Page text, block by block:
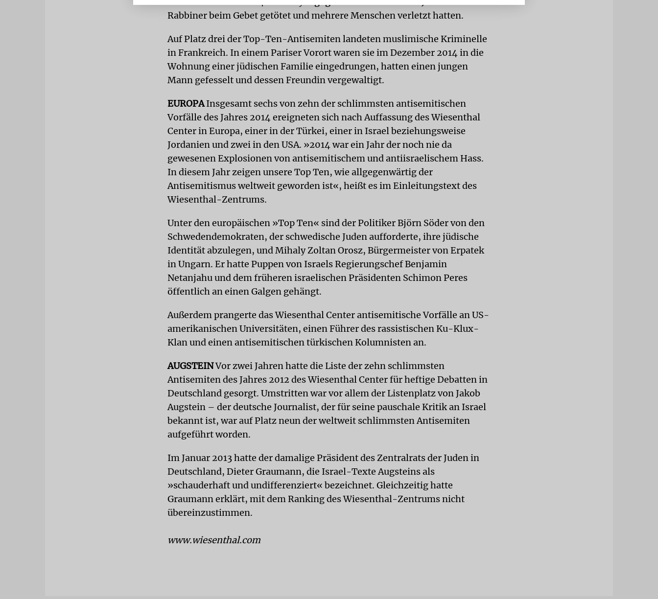
Rabbiner beim Gebet getötet und mehrere Menschen verletzt hatten.
Auf Platz drei der Top-Ten-Antisemiten landeten muslimische Kriminelle
in Frankreich. In einem Pariser Vorort waren sie im Dezember 2014 in die
Wohnung einer jüdischen Familie eingedrungen, hatten einen jungen
Mann gefesselt und dessen Freundin vergewaltigt.
EUROPAInsgesamt sechs von zehn der schlimmsten antisemitischen
Vorfälle des Jahres 2014 ereigneten sich nach Auffassung des Wiesenthal
Center in Europa, einer in der Türkei, einer in Israel beziehungsweise
Jordanien und zwei in den USA. »2014 war ein Jahr der noch nie da
gewesenen Explosionen von antisemitischem und antiisraelischem Hass.
In diesem Jahr zeigen unsere Top Ten, wie allgegenwärtig der
Antisemitismus weltweit geworden ist«, heißt es im Einleitungstext des
Wiesenthal-Zentrums.
Unter den europäischen »Top Ten« sind der Politiker Björn Söder von den
Schwedendemokraten, der schwedische Juden aufforderte, ihre jüdische
Identität abzulegen, und Mihaly Zoltan Orosz, Bürgermeister von Erpatek
in Ungarn. Er hatte Puppen von Israels Regierungschef Benjamin
Netanjahu und dem früheren israelischen Präsidenten Schimon Peres
öffentlich an einen Galgen gehängt.
Außerdem prangerte das Wiesenthal Center antisemitische Vorfälle an US-
amerikanischen Universitäten, einen Führer des rassistischen Ku-Klux-
Klan und einen antisemitischen türkischen Kolumnisten an.
AUGSTEINVor zwei Jahren hatte die Liste der zehn schlimmsten
Antisemiten des Jahres 2012 des Wiesenthal Center für heftige Debatten in
Deutschland gesorgt. Umstritten war vor allem der Listenplatz von Jakob
Augstein – der deutsche Journalist, der für seine pauschale Kritik an Israel
bekannt ist, war auf Platz neun der weltweit schlimmsten Antisemiten
aufgeführt worden.
Im Januar 2013 hatte der damalige Präsident des Zentralrats der Juden in
Deutschland, Dieter Graumann, die Israel-Texte Augsteins als
»schauderhaft und undifferenziert« bezeichnet. Gleichzeitig hatte
Graumann erklärt, mit dem Ranking des Wiesenthal-Zentrums nicht
übereinzustimmen.
www.wiesenthal.com